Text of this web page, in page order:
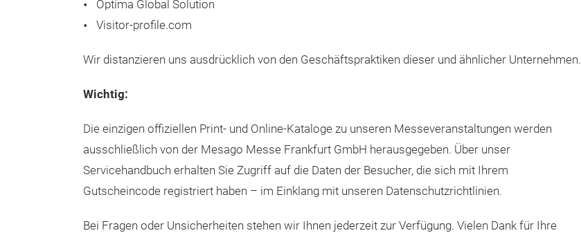
Optima Global Solution
Visitor-profile.com
Wir distanzieren uns ausdrücklich von den Geschäftspraktiken dieser und ähnlicher Unternehmen.
Wichtig:
Die einzigen offiziellen Print- und Online-Kataloge zu unseren Messeveranstaltungen werden
ausschließlich von der Mesago Messe Frankfurt GmbH herausgegeben. Über unser
Servicehandbuch erhalten Sie Zugriff auf die Daten der Besucher, die sich mit Ihrem
Gutscheincode registriert haben – im Einklang mit unseren Datenschutzrichtlinien.
Bei Fragen oder Unsicherheiten stehen wir Ihnen jederzeit zur Verfügung. Vielen Dank für Ihre